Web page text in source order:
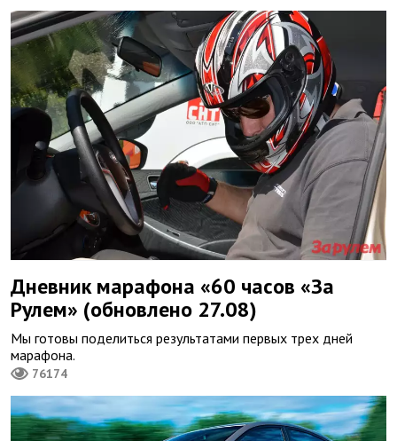
Дневник марафона «60 часов «За
Рулем» (обновлено 27.08)
Мы готовы поделиться результатами первых трех дней
марафона.
76174